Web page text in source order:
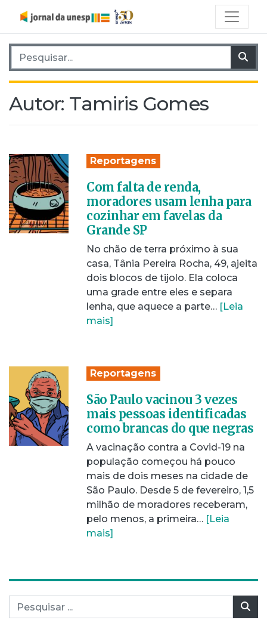
Pesquisar por:
Autor: Tamiris Gomes
Reportagens
Com falta de renda,
moradores usam lenha para
cozinhar em favelas da
Grande SP
No chão de terra próximo à sua
casa, Tânia Pereira Rocha, 49, ajeita
dois blocos de tijolo. Ela coloca
uma grade entre eles e separa
lenha, que aquece a parte… [Leia
mais]
Reportagens
São Paulo vacinou 3 vezes
mais pessoas identificadas
como brancas do que negras
A vacinação contra a Covid-19 na
população começou há pouco
mais de dois meses na cidade de
São Paulo. Desde 5 de fevereiro, 1,5
milhão de moradores receberam,
pelo menos, a primeira… [Leia
mais]
Pesquisar por: